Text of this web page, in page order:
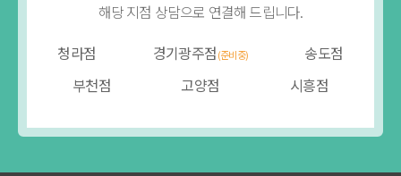
해당 지점 상담으로 연결해 드립니다.
청라점
경기광주점(준비중)
송도점
부천점
고양점 시흥점